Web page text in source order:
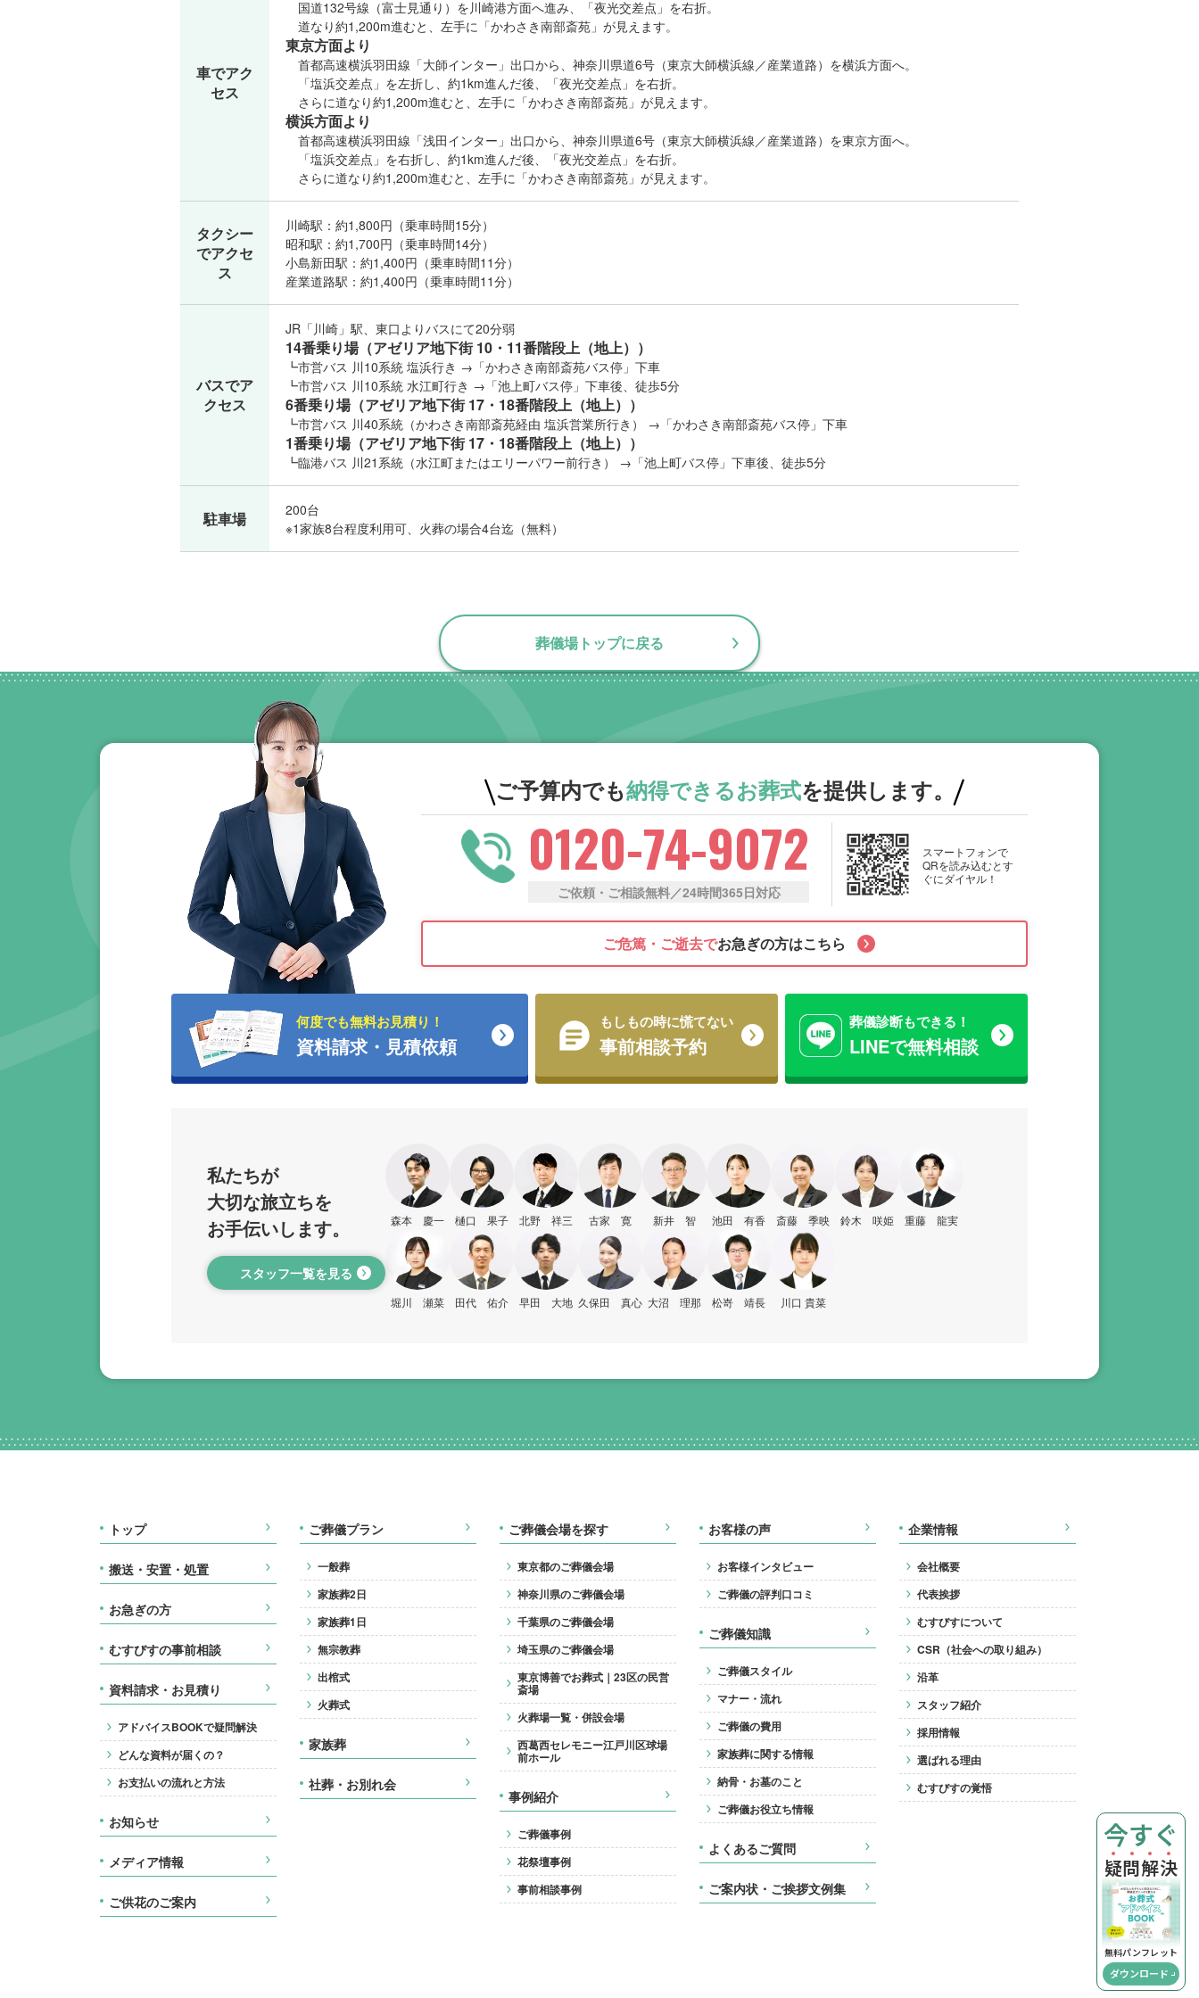
車でアク
セス
国道132号線（富士見通り）を川崎港方面へ進み、「夜光交差点」を右折。
道なり約1,200m進むと、左手に「かわさき南部斎苑」が見えます。
東京方面より
首都高速横浜羽田線「大師インター」出口から、神奈川県道6号（東京大師横浜線／産業道路）を横浜方面へ。
「塩浜交差点」を左折し、約1km進んだ後、「夜光交差点」を右折。
さらに道なり約1,200m進むと、左手に「かわさき南部斎苑」が見えます。
横浜方面より
首都高速横浜羽田線「浅田インター」出口から、神奈川県道6号（東京大師横浜線／産業道路）を東京方面へ。
「塩浜交差点」を右折し、約1km進んだ後、「夜光交差点」を右折。
さらに道なり約1,200m進むと、左手に「かわさき南部斎苑」が見えます。
タクシー
でアクセ
ス
川崎駅：約1,800円（乗車時間15分）
昭和駅：約1,700円（乗車時間14分）
小島新田駅：約1,400円（乗車時間11分）
産業道路駅：約1,400円（乗車時間11分）
バスでア
クセス
JR「川崎」駅、東口よりバスにて20分弱
14番乗り場（アゼリア地下街 10・11番階段上（地上））
┗市営バス 川10系統 塩浜行き →「かわさき南部斎苑バス停」下車
┗市営バス 川10系統 水江町行き →「池上町バス停」下車後、徒歩5分
6番乗り場（アゼリア地下街 17・18番階段上（地上））
┗市営バス 川40系統（かわさき南部斎苑経由 塩浜営業所行き） →「かわさき南部斎苑バス停」下車
1番乗り場（アゼリア地下街 17・18番階段上（地上））
┗臨港バス 川21系統（水江町またはエリーパワー前行き） →「池上町バス停」下車後、徒歩5分
駐車場
200台
※1家族8台程度利用可、火葬の場合4台迄（無料）
葬儀場トップに戻る
ご予算内でも納得できるお葬式を提供します。
0120-74-9072
ご依頼・ご相談無料／24時間365日対応
スマートフォンで
QRを読み込むとす
ぐにダイヤル！
ご危篤・ご逝去でお急ぎの方はこちら
何度でも無料お見積り！
資料請求・ 見積依頼
もしもの時に慌てない
事前相談予約
葬儀診断もできる！
LINEで無料相談
私たちが
大切な旅立ちを
お手伝いします。
スタッフ一覧を見る
森本 慶一 樋口 果子 北野 祥三 古家 寛 新井 智 池田 有香 斎藤 季映 鈴木 咲姫 重藤 龍実
堀川 瀬菜 田代 佑介 早田 大地 久保田 真心 大沼 理那 松嵜 靖長 川口 貴菜
トップ
搬送・安置・処置
お急ぎの方
むすびすの事前相談
資料請求・お見積り
アドバイスBOOKで疑問解決
どんな資料が届くの？
お支払いの流れと方法
お知らせ
メディア情報
ご供花のご案内
ご葬儀プラン
一般葬
家族葬2日
家族葬1日
無宗教葬
出棺式
火葬式
家族葬
社葬・お別れ会
ご葬儀会場を探す
東京都のご葬儀会場
神奈川県のご葬儀会場
千葉県のご葬儀会場
埼玉県のご葬儀会場
東京博善でお葬式｜23区の民営
斎場
火葬場一覧・併設会場
西葛西セレモニー江戸川区球場
前ホール
事例紹介
ご葬儀事例
花祭壇事例
事前相談事例
お客様の声
お客様インタビュー
ご葬儀の評判口コミ
ご葬儀知識
ご葬儀スタイル
マナー・流れ
ご葬儀の費用
家族葬に関する情報
納骨・お墓のこと
ご葬儀お役立ち情報
よくあるご質問
ご案内状・ご挨拶文例集
企業情報
会社概要
代表挨拶
むすびすについて
CSR（社会への取り組み）
沿革
スタッフ紹介
採用情報
選ばれる理由
むすびすの覚悟
今すぐ
疑問解決
無料パンフレット
ダウンロード